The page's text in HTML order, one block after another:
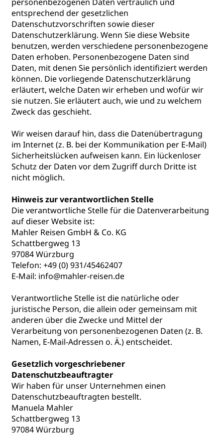
entsprechend der gesetzlichen
Datenschutzvorschriften sowie dieser
Datenschutzerklärung. Wenn Sie diese Website
benutzen, werden verschiedene personenbezogene
Daten erhoben. Personenbezogene Daten sind
Daten, mit denen Sie persönlich identifiziert werden
können. Die vorliegende Datenschutzerklärung
erläutert, welche Daten wir erheben und wofür wir
sie nutzen. Sie erläutert auch, wie und zu welchem
Zweck das geschieht.
Wir weisen darauf hin, dass die Datenübertragung
im Internet (z. B. bei der Kommunikation per E-Mail)
Sicherheitslücken aufweisen kann. Ein lückenloser
Schutz der Daten vor dem Zugriff durch Dritte ist
nicht möglich.
Hinweis zur verantwortlichen Stelle
Die verantwortliche Stelle für die Datenverarbeitung
auf dieser Website ist:
Mahler Reisen GmbH & Co. KG
Schattbergweg 13
97084 Würzburg
Telefon: +49 (0) 931/45462407
E-Mail: info@mahler-reisen.de
Verantwortliche Stelle ist die natürliche oder
juristische Person, die allein oder gemeinsam mit
anderen über die Zwecke und Mittel der
Verarbeitung von personenbezogenen Daten (z. B.
Namen, E-Mail-Adressen o. Ä.) entscheidet.
Gesetzlich vorgeschriebener
Datenschutzbeauftragter
Wir haben für unser Unternehmen einen
Datenschutzbeauftragten bestellt.
Manuela Mahler
Schattbergweg 13
97084 Würzburg